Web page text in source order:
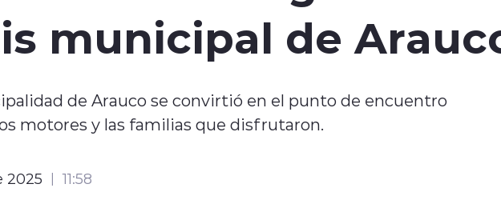
municipal de
de Arauco se convirtió en el punto de encuentro
motores y las familias que disfrutaron.
2025 11:58